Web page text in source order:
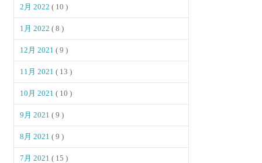
2月 2022( 10 )
1月 2022( 8 )
12月 2021( 9 )
11月 2021( 13 )
10月 2021( 10 )
9月 2021( 9 )
8月 2021( 9 )
7月 2021( 15 )